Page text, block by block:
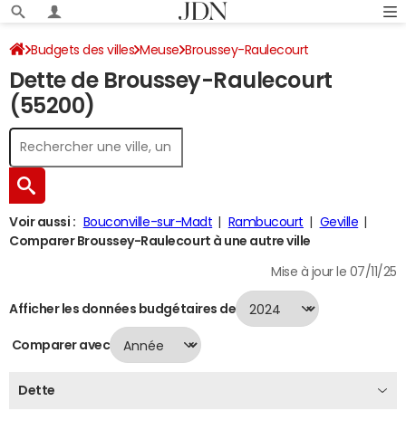
Budgets des villes Meuse Broussey-Raulecourt
Dette au 31/12/2024
Dette de Broussey-Raulecourt
(55200)
Voir aussi : Bouconville-sur-Madt Rambucourt
Geville
Comparer Broussey-Raulecourt à une autre ville
Mise à jour le 07/11/25
Afficher les données budgétaires de
Comparer avec
Dette